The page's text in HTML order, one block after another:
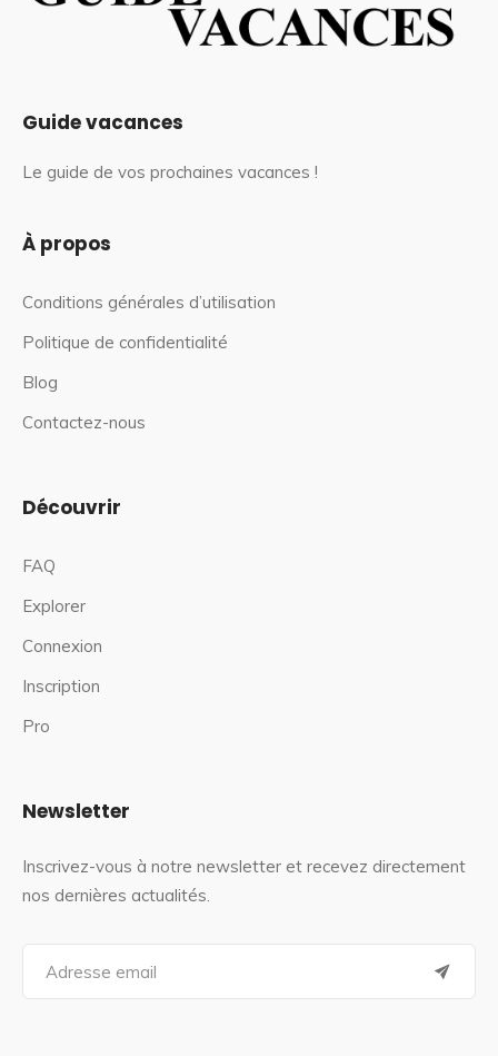
Guide vacances
Le guide de vos prochaines vacances !
À propos
Conditions générales d’utilisation
Politique de confidentialité
Blog
Contactez-nous
Découvrir
FAQ
Explorer
Connexion
Inscription
Pro
Newsletter
Inscrivez-vous à notre newsletter et recevez directement
nos dernières actualités.
a